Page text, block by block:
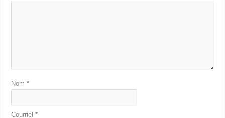
Nom*
Courriel*